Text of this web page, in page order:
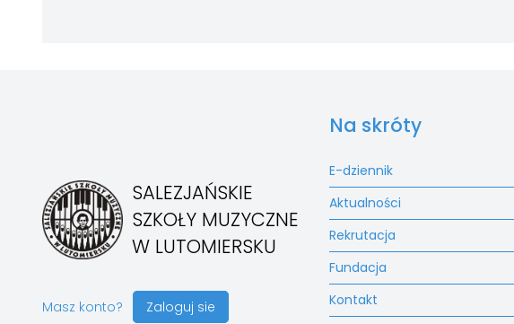
SALEZJAŃSKIE
SZKOŁY MUZYCZNE
W LUTOMIERSKU
Masz konto? Zaloguj sie
Na skróty
E-dziennik
Aktualności
Rekrutacja
Fundacja
Kontakt